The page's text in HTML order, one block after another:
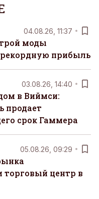
04.08.26, 11:37
моды
рекордную прибыль
03.08.26, 14:40
в Виймси:
продает
срок Гаммера
05.08.26, 09:29
центр в